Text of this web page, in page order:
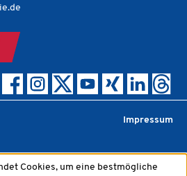
Impressum
Cookies, um eine bestmögliche